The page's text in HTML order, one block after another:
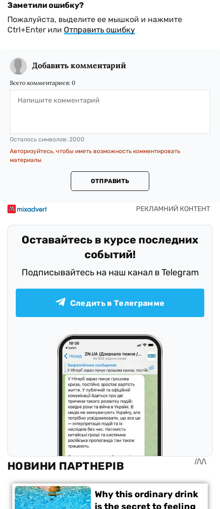
Заметили ошибку?
Пожалуйста, выделите ее мышкой и нажмите
Ctrl+Enter или Отправить ошибку
Добавить комментарий
Всего комментариев: 0
Осталось символов: 2000
Авторизуйтесь, чтобы иметь возможность комментировать
материалы
ОТПРАВИТЬ
Оставайтесь в курсе последних
событий!
Подписывайтесь на наш канал в Telegram
Следить в Телеграмме